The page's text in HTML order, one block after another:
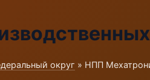
округ » НПП